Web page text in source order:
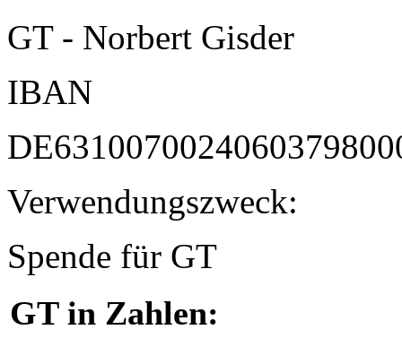
GT - Norbert Gisder
IBAN
Verwendungszweck:
Spende für GT
GT in Zahlen: